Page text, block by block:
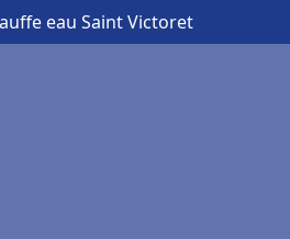
eau Saint Victoret